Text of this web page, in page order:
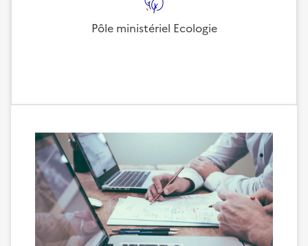
Pôle ministériel Ecologie